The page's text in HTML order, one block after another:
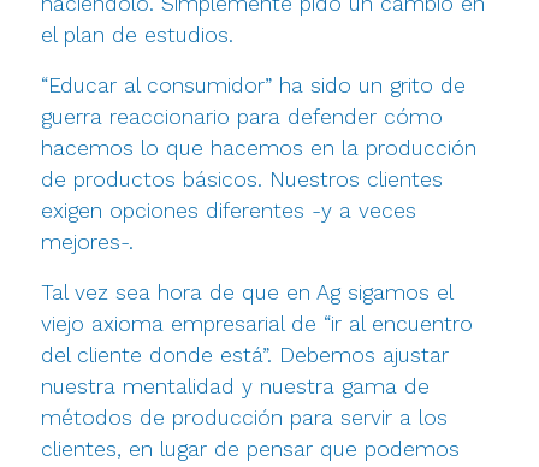
el plan de estudios.
“Educar al consumidor” ha sido un grito de
guerra reaccionario para defender cómo
hacemos lo que hacemos en la producción
de productos básicos. Nuestros clientes
exigen opciones diferentes -y a veces
mejores-.
Tal vez sea hora de que en Ag sigamos el
viejo axioma empresarial de “ir al encuentro
del cliente donde está”. Debemos ajustar
nuestra mentalidad y nuestra gama de
métodos de producción para servir a los
clientes, en lugar de pensar que podemos